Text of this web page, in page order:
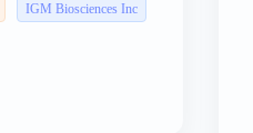
IGM Biosciences Inc